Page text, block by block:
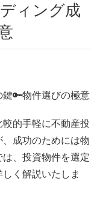
🔑物件選びの極意
的手軽に不動産投
成功のためには物
、投資物件を選定
く解説いたしま